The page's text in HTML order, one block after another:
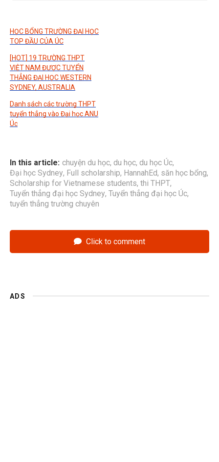
HỌC BỔNG TRƯỜNG ĐẠI HỌC
TOP ĐẦU CỦA ÚC
[HOT] 19 TRƯỜNG THPT
VIỆT NAM ĐƯỢC TUYỂN
THẲNG ĐẠI HỌC WESTERN
SYDNEY, AUSTRALIA
Danh sách các trường THPT
tuyển thẳng vào Đại học ANU
Úc
In this article: chuyện du học, du học, du học Úc,
Đại học Sydney, Full scholarship, HannahEd, săn học bổng,
Scholarship for Vietnamese students, thi THPT,
Tuyển thẳng đại học Sydney, Tuyển thẳng đại học Úc,
tuyển thẳng trường chuyên
Click to comment
ADS